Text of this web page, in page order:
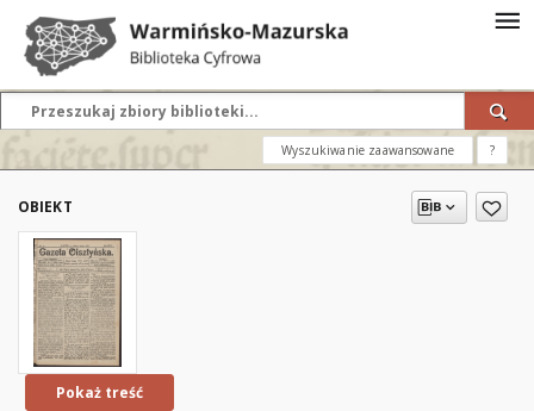
Wyszukiwanie zaawansowane ?
OBIEKT
Pokaż treść